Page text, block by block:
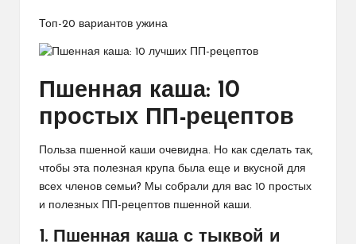
Топ-20 вариантов ужина
Пшенная каша: 10
простых ПП-рецептов
Польза пшенной каши очевидна. Но как сделать так,
чтобы эта полезная крупа была еще и вкусной для
всех членов семьи? Мы собрали для вас 10 простых
и полезных ПП-рецептов пшенной каши.
1. Пшенная каша с тыквой и